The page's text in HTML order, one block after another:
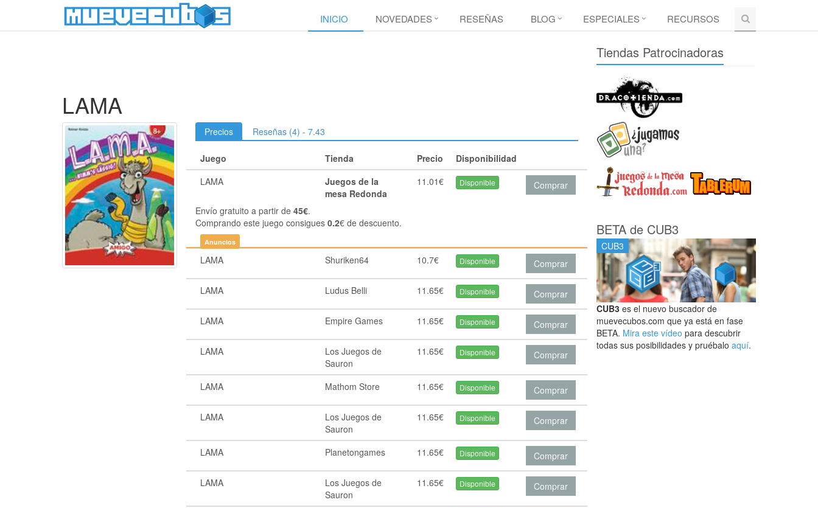
INICIO NOVEDADES RESEÑAS BLOG ESPECIALES RECURSOS
LAMA
Precios Reseñas (4) - 7.43
Juego Tienda Precio
Disponibilidad
LAMA
Juegos de la
mesa Redonda
11.01€ Disponible Comprar
Envío gratuito a partir de45€.
Comprando este juego consigues0.2€ de descuento.
Anuncios
LAMA Shuriken64 10.7€ Disponible Comprar
LAMA Ludus Belli 11.65€ Disponible Comprar
LAMA Empire Games 11.65€ Disponible Comprar
LAMA
Los Juegos de
Sauron
11.65€ Disponible Comprar
LAMA Mathom Store 11.65€ Disponible Comprar
LAMA
Los Juegos de
Sauron
11.65€ Disponible Comprar
LAMA Planetongames 11.65€ Disponible Comprar
LAMA
Los Juegos de
Sauron
11.65€ Disponible Comprar
Tiendas Patrocinadoras
BETA de CUB3
CUB3
CUB3es el nuevo buscador de
muevecubos.com que ya está en fase
BETA. Mira este vídeo para descubrir
todas sus posibilidades y pruébalo aquí.